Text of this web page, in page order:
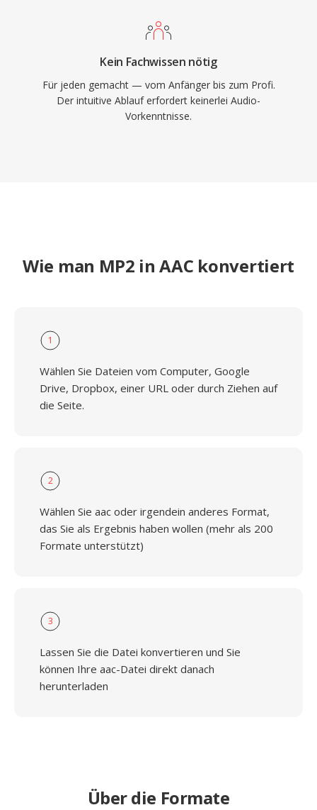
Kein Fachwissen nötig
Für jeden gemacht — vom Anfänger bis zum Profi.
Der intuitive Ablauf erfordert keinerlei Audio-
Vorkenntnisse.
Wie man MP2 in AAC konvertiert
1
Wählen Sie Dateien vom Computer, Google
Drive, Dropbox, einer URL oder durch Ziehen auf
die Seite.
2
Wählen Sie aac oder irgendein anderes Format,
das Sie als Ergebnis haben wollen (mehr als 200
Formate unterstützt)
3
Lassen Sie die Datei konvertieren und Sie
können Ihre aac-Datei direkt danach
herunterladen
Über die Formate